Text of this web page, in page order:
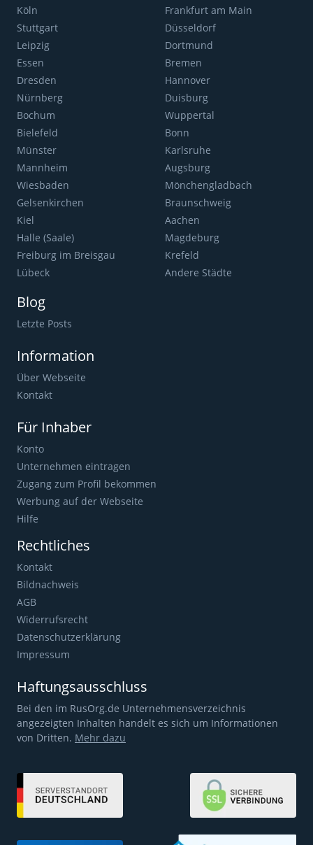
Köln
Frankfurt am Main
Stuttgart
Düsseldorf
Leipzig
Dortmund
Essen
Bremen
Dresden
Hannover
Nürnberg
Duisburg
Bochum
Wuppertal
Bielefeld
Bonn
Münster
Karlsruhe
Mannheim
Augsburg
Wiesbaden
Mönchengladbach
Gelsenkirchen
Braunschweig
Kiel
Aachen
Halle (Saale)
Magdeburg
Freiburg im Breisgau
Krefeld
Lübeck
Andere Städte
Blog
Letzte Posts
Information
Über Webseite
Kontakt
Für Inhaber
Konto
Unternehmen eintragen
Zugang zum Profil bekommen
Werbung auf der Webseite
Hilfe
Rechtliches
Kontakt
Bildnachweis
AGB
Widerrufsrecht
Datenschutzerklärung
Impressum
Haftungsausschluss
Bei den im RusOrg.de Unternehmensverzeichnis
angezeigten Inhalten handelt es sich um Informationen
von Dritten. Mehr dazu